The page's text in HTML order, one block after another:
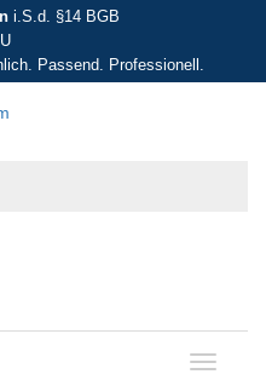
i.S.d. §14 BGB
Passend. Professionell.
T